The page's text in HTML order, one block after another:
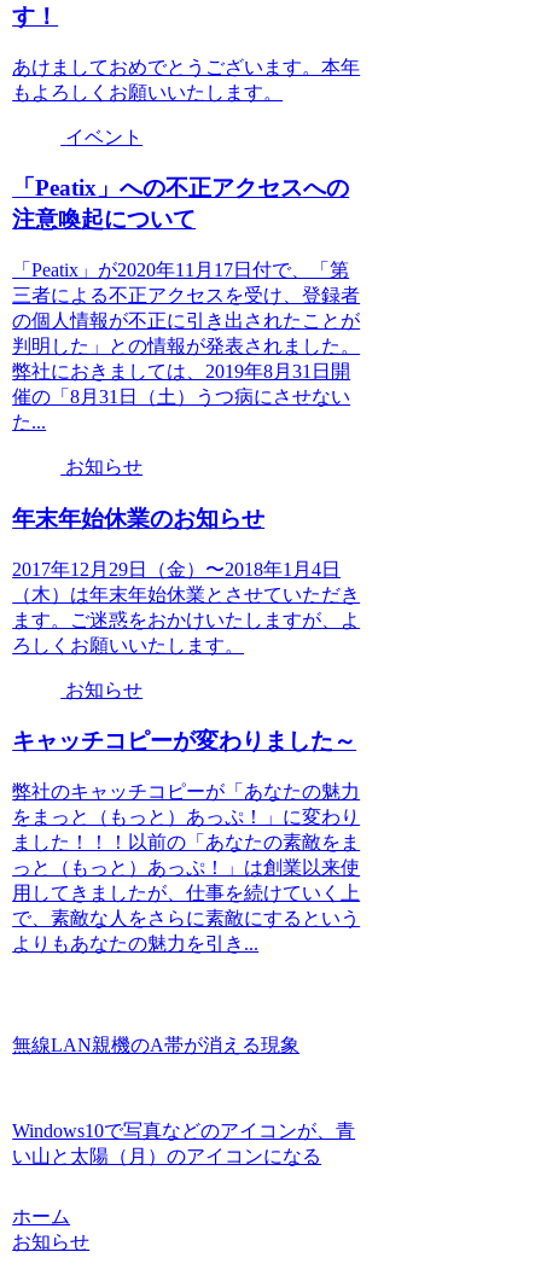
す！
あけましておめでとうございます。本年
もよろしくお願いいたします。
イベント
「Peatix」への不正アクセスへの
注意喚起について
「Peatix」が2020年11月17日付で、「第
三者による不正アクセスを受け、登録者
の個人情報が不正に引き出されたことが
判明した」との情報が発表されました。
弊社におきましては、2019年8月31日開
催の「8月31日（土）うつ病にさせない
た...
お知らせ
年末年始休業のお知らせ
2017年12月29日（金）〜2018年1月4日
（木）は年末年始休業とさせていただき
ます。ご迷惑をおかけいたしますが、よ
ろしくお願いいたします。
お知らせ
キャッチコピーが変わりました～
弊社のキャッチコピーが「あなたの魅力
をまっと（もっと）あっぷ！」に変わり
ました！！！以前の「あなたの素敵をま
っと（もっと）あっぷ！」は創業以来使
用してきましたが、仕事を続けていく上
で、素敵な人をさらに素敵にするという
よりもあなたの魅力を引き...
無線LAN親機のA帯が消える現象
Windows10で写真などのアイコンが、青
い山と太陽（月）のアイコンになる
ホーム
お知らせ